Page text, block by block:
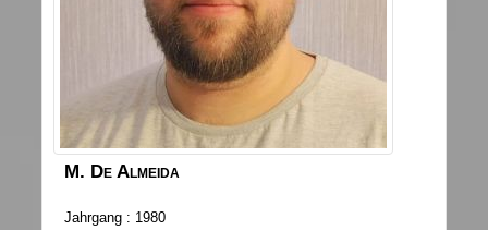
M. De Almeida
Jahrgang : 1980